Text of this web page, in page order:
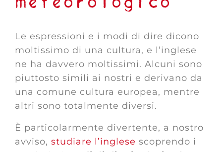
Le espressioni e i modi di dire dicono
moltissimo di una cultura, e l’inglese
ne ha davvero moltissimi. Alcuni sono
piuttosto simili ai nostri e derivano da
una comune cultura europea, mentre
altri sono totalmente diversi.
È particolarmente divertente, a nostro
avviso, studiare l’inglese scoprendo i